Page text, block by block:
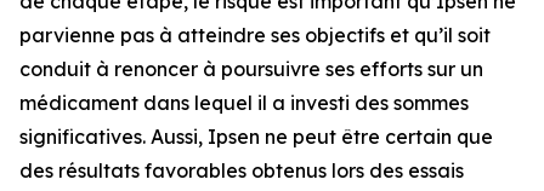
parvienne pas à atteindre ses objectifs et qu’il soit
conduit à renoncer à poursuivre ses efforts sur un
médicament dans lequel il a investi des sommes
significatives. Aussi, Ipsen ne peut être certain que
des résultats favorables obtenus lors des essais